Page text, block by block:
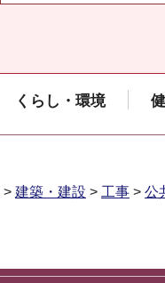
くらし・環境
> 建築・建設 > 工事 > 公